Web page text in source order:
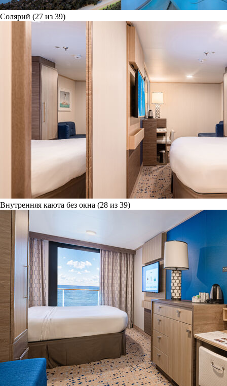
Солярий (27 из 39)
Внутренняя каюта без окна (28 из 39)